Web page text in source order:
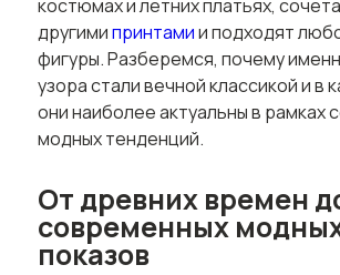
костюмах и летних платьях,
другимипринтамии подходят
фигуры. Разберемся, почему
узора стали вечной классикой и в
они наиболее актуальны в рамках
модных тенденций.
От древних времен
современных
показов